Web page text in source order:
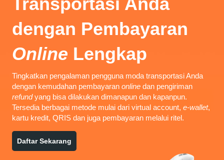
dengan Pembayaran
Online Lengkap
Tingkatkan pengalaman pengguna moda transportasi Anda
dengan kemudahan pembayaran online dan pengiriman
refundyang bisa dilakukan dimanapun dan kapanpun.
Tersedia berbagai metode mulai dari virtual account, e-wallet,
kartu kredit, QRIS dan juga pembayaran melalui ritel.
Daftar Sekarang